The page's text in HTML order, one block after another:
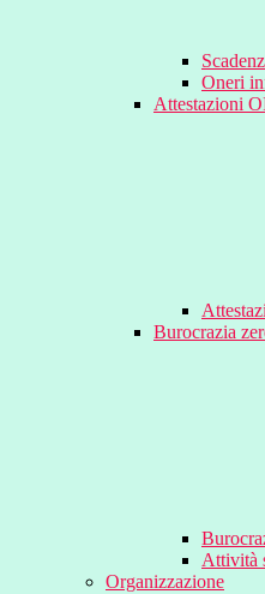
Oneri
Attestazioni
Burocrazia
Attività
Organizzazione